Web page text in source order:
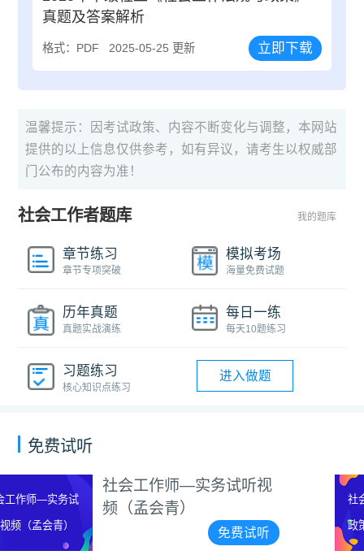
真题及答案解析
格式：PDF 2025-05-25 更新 立即下载
温馨提示：因考试政策、内容不断变化与调整，本网站
提供的以上信息仅供参考，如有异议，请考生以权威部
门公布的内容为准！
社会工作者题库 我的题库
章节练习
章节专项突破
模拟考场
海量免费试题
历年真题
真题实战演练
每日一练
每天10题练习
习题练习
核心知识点练习
进入做题
免费试听
听
社会工作师—法规与
社会工作师—法规与
试听视频（蒋仲轩）
免